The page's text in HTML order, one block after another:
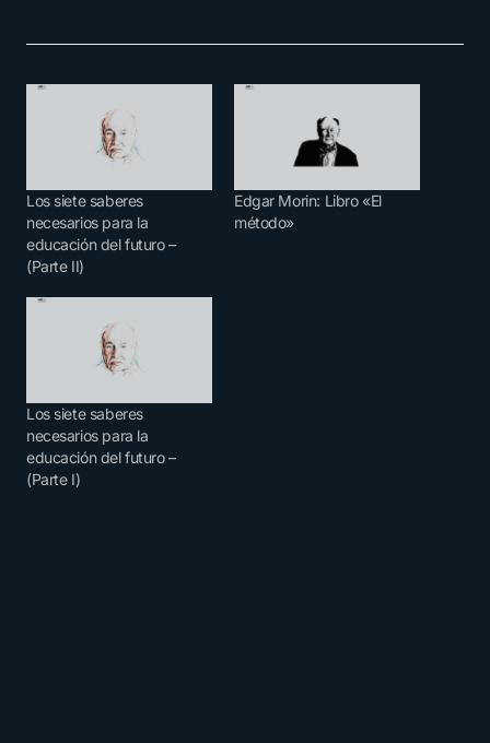
Los siete saberes
necesarios para la
educación del futuro –
(Parte II)
Edgar Morin: Libro «El
método»
Los siete saberes
necesarios para la
educación del futuro –
(Parte I)